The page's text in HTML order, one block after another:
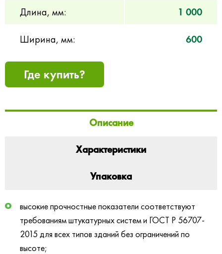
Длина, мм: 1 000
Ширина, мм: 600
Где купить?
Описание
Характеристики
Упаковка
высокие прочностные показатели соответствуют
требованиям штукатурных систем и ГОСТ Р 56707-
2015 для всех типов зданий без ограничений по
высоте;